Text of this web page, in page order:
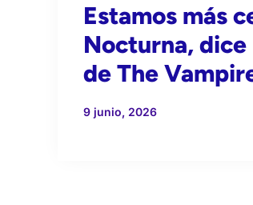
Estamos más
Nocturna,
de The
9 junio, 2026